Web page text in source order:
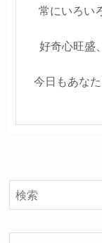
常にいろい
好奇心旺盛
今日もあな